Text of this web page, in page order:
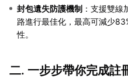
封包遺失防護機制 ：支援雙
路進行最佳化，最高可減少
性。
二. 一步步帶你完成註